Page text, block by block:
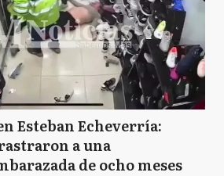
Esteban Echeverría:
a una
de ocho meses